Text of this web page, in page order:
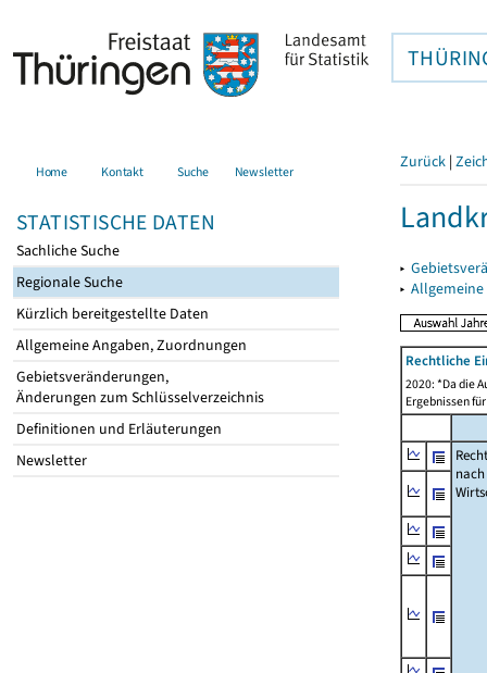
Home Kontakt Suche Newsletter
STATISTISCHE DATEN
Sachliche Suche
Regionale Suche
Kürzlich bereitgestellte Daten
Allgemeine Angaben, Zuordnungen
Gebietsveränderungen,
Änderungen zum Schlüsselverzeichnis
Definitionen und Erläuterungen
Newsletter
Zurück |
▸
▸
Rechtliche
2020: *Da die
Ergebnissen